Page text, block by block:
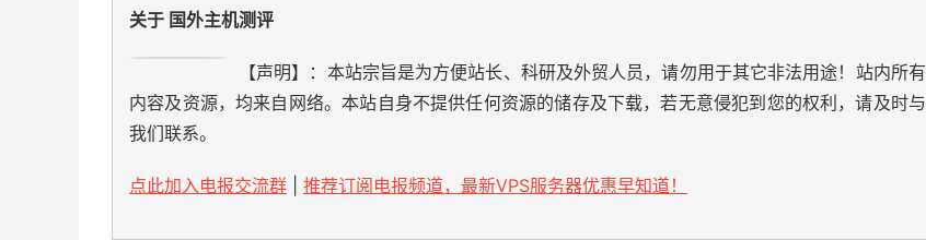
关于 国外主机测评
【声明】：本站宗旨是为方便站长、科研及外贸人员，请勿用于其它非法用途！站内所有
内容及资源，均来自网络。本站自身不提供任何资源的储存及下载，若无意侵犯到您的权利，请及时与
我们联系。
点此加入电报交流群 推荐订阅电报频道，最新VPS服务器优惠早知道！